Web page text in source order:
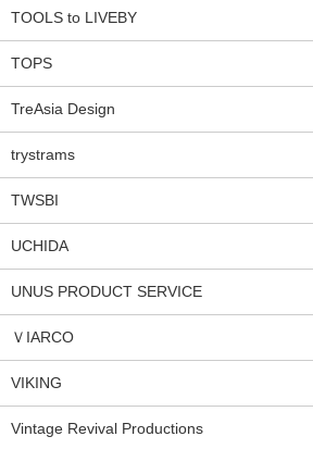
TOOLS to LIVEBY
TOPS
TreAsia Design
trystrams
TWSBI
UCHIDA
UNUS PRODUCT SERVICE
ＶIARCO
VIKING
Vintage Revival Productions